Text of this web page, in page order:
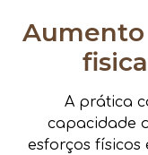
Aumento
A prática
capacidade
esforços